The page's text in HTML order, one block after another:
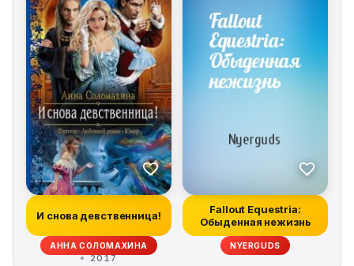
И снова девственница!
АННА СОЛОМАХИНА
2017
Fallout Equestria:
Обыденная нежизнь
NYERGUDS